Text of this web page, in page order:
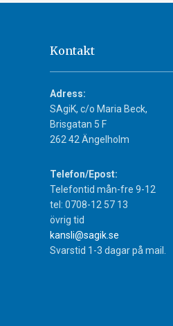
Kontakt
Adress:
SAgiK, c/o Maria Beck,
Brisgatan 5 F
262 42 Ängelholm
Telefon/Epost:
Telefontid mån-fre 9-12
tel: 0708-12 57 13
övrig tid
kansli@sagik.se
Svarstid 1-3 dagar på mail.